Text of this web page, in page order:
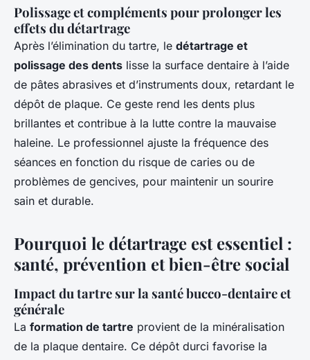
Polissage et compléments pour prolonger les
effets du détartrage
Après l’élimination du tartre, le détartrage et
polissage des dents lisse la surface dentaire à l’aide
de pâtes abrasives et d’instruments doux, retardant le
dépôt de plaque. Ce geste rend les dents plus
brillantes et contribue à la lutte contre la mauvaise
haleine. Le professionnel ajuste la fréquence des
séances en fonction du risque de caries ou de
problèmes de gencives, pour maintenir un sourire
sain et durable.
Pourquoi le détartrage est essentiel :
santé, prévention et bien-être social
Impact du tartre sur la santé bucco-dentaire et
générale
La formation de tartre provient de la minéralisation
de la plaque dentaire. Ce dépôt durci favorise la